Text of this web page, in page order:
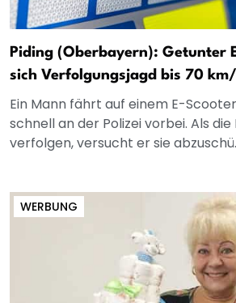
Piding (Oberbayern): Getunter
sich Verfolgungsjagd bis 70
Ein Mann fährt auf einem E-
schnell an der Polizei vorbei. Als
verfolgen, versucht er sie
WERBUNG